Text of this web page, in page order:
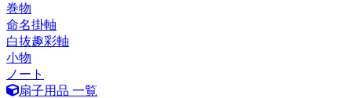
巻物
命名掛軸
白抜趣彩軸
小物
ノート
扇子用品 一覧